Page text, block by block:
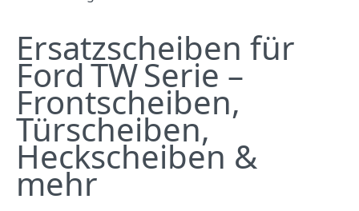
Ersatzscheiben für
Ford TW Serie –
Frontscheiben,
Türscheiben,
Heckscheiben &
mehr